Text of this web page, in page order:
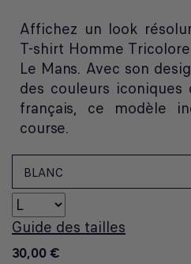
Affichez un look
T-shirt Homme
Le Mans. Avec son
des couleurs
français, ce modèle
course.
Guide des tailles
30,00 €